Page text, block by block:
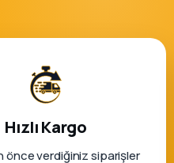
Hızlı Kargo
önce verdiğiniz siparişler